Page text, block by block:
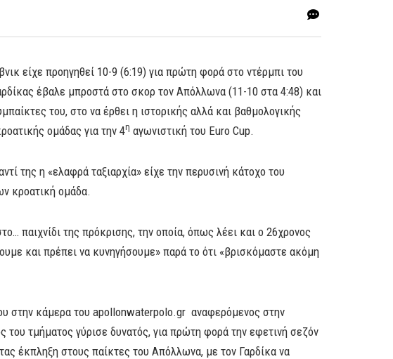
είχε προηγηθεί 10-9 (6:19) για πρώτη φορά στο ντέρμπι του
έβαλε μπροστά στο σκορ τον Απόλλωνα (11-10 στα 4:48) και
του, στο να έρθει η ιστορικής αλλά και βαθμολογικής
ομάδας για την 4η αγωνιστική του Euro Cup.
της η «ελαφρά ταξιαρχία» είχε την περυσινή κάτοχο του
κροατική ομάδα.
παιχνίδι της πρόκρισης, την οποία, όπως λέει και ο 26χρονος
και πρέπει να κυνηγήσουμε» παρά το ότι «βρισκόμαστε ακόμη
στην κάμερα του apollonwaterpolo.gr αναφερόμενος στην
τμήματος γύρισε δυνατός, για πρώτη φορά την εφετινή σεζόν
έκπληξη στους παίκτες του Απόλλωνα, με τον Γαρδίκα να